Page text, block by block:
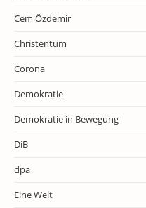
Cem Özdemir
Christentum
Corona
Demokratie
Demokratie in Bewegung
DiB
dpa
Eine Welt